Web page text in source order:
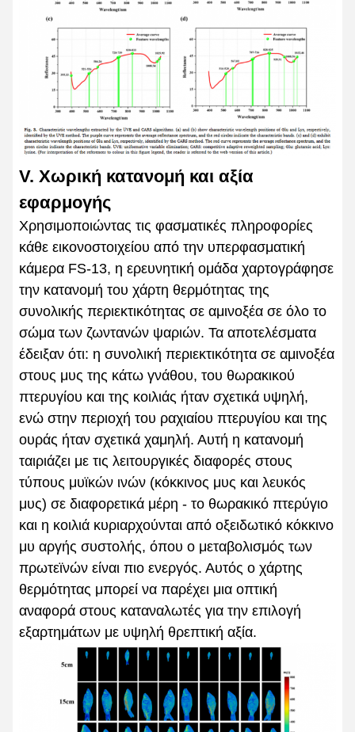
V. Χωρική κατανομή και αξία
εφαρμογής
Χρησιμοποιώντας τις φασματικές πληροφορίες
κάθε εικονοστοιχείου από την υπερφασματική
κάμερα FS-13, η ερευνητική ομάδα χαρτογράφησε
την κατανομή του χάρτη θερμότητας της
συνολικής περιεκτικότητας σε αμινοξέα σε όλο το
σώμα των ζωντανών ψαριών. Τα αποτελέσματα
έδειξαν ότι: η συνολική περιεκτικότητα σε αμινοξέα
στους μυς της κάτω γνάθου, του θωρακικού
πτερυγίου και της κοιλιάς ήταν σχετικά υψηλή,
ενώ στην περιοχή του ραχιαίου πτερυγίου και της
ουράς ήταν σχετικά χαμηλή. Αυτή η κατανομή
ταιριάζει με τις λειτουργικές διαφορές στους
τύπους μυϊκών ινών (κόκκινος μυς και λευκός
μυς) σε διαφορετικά μέρη - το θωρακικό πτερύγιο
και η κοιλιά κυριαρχούνται από οξειδωτικό κόκκινο
μυ αργής συστολής, όπου ο μεταβολισμός των
πρωτεϊνών είναι πιο ενεργός. Αυτός ο χάρτης
θερμότητας μπορεί να παρέχει μια οπτική
αναφορά στους καταναλωτές για την επιλογή
εξαρτημάτων με υψηλή θρεπτική αξία.